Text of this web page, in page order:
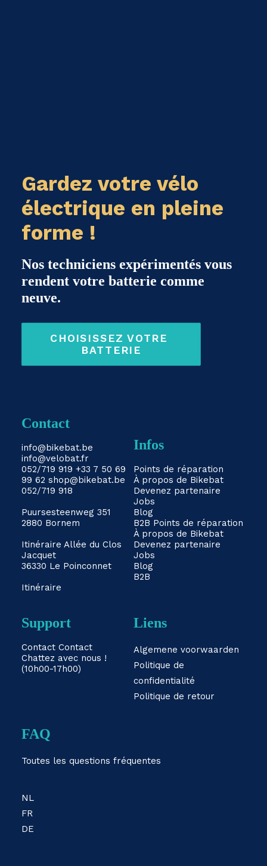
Gardez votre vélo
électrique en pleine
forme !
Nos techniciens expérimentés vous
rendent votre batterie comme
neuve.
CHOISISSEZ VOTRE
BATTERIE
Contact
info@bikebat.be
info@velobat.fr
052/719 919 +33 7 50 69
99 62 shop@bikebat.be
052/719 918
Puursesteenweg 351
2880 Bornem
Itinéraire Allée du Clos
Jacquet
36330 Le Poinconnet
Itinéraire
Infos
Points de réparation
À propos de Bikebat
Devenez partenaire
Jobs
Blog
B2B Points de réparation
À propos de Bikebat
Devenez partenaire
Jobs
Blog
B2B
Support
Contact Contact
Chattez avec nous !
(10h00-17h00)
Liens
Algemene voorwaarden
Politique de
confidentialité
Politique de retour
FAQ
Toutes les questions fréquentes
NL
FR
DE